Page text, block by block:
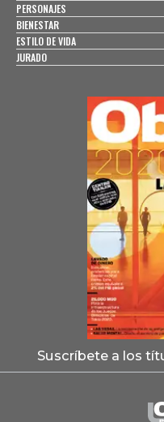
PERSONAJES
BIENESTAR
ESTILO DE VIDA
JURADO
Suscríbete a los